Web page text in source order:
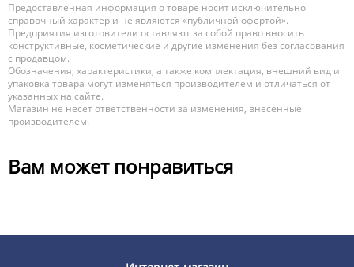
Предоставленная информация о товаре носит исключительно
справочный характер и не являются «публичной офертой».
Предприятия изготовители оставляют за собой право вносить
конструктивные, косметические и другие изменения без согласования
с продавцом.
Обозначения, характеристики, а также комплектация, внешний вид и
упаковка товара могут изменяться производителем и отличаться от
указанных на сайте.
Магазин не несет ответственности за изменения, внесенные
производителем.
Вам может понравиться